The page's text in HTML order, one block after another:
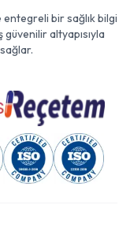
entegreli bir sağlık bilgi
altyapısıyla